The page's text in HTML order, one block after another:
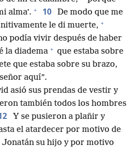
alma’. + 10
De modo que me
le di muerte, +
podía vivir después de haber
la diadema + que estaba sobre
que estaba sobre su brazo,
aquí”.
asió sus prendas de vestir y
también todos los hombres
Y se pusieron a plañir y
el atardecer por motivo de
su hijo y por motivo